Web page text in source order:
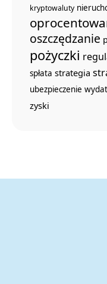
kryptowaluty
oszczędzanie
pożyczki
spłata strategia
ubezpieczenie
zyski